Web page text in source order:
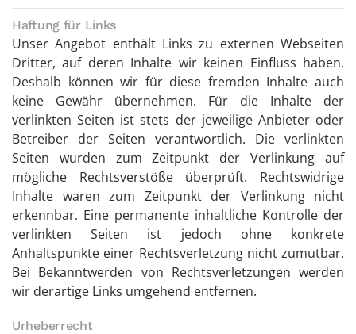
Haftung für Links
Unser Angebot enthält Links zu externen Webseiten
Dritter, auf deren Inhalte wir keinen Einfluss haben.
Deshalb können wir für diese fremden Inhalte auch
keine Gewähr übernehmen. Für die Inhalte der
verlinkten Seiten ist stets der jeweilige Anbieter oder
Betreiber der Seiten verantwortlich. Die verlinkten
Seiten wurden zum Zeitpunkt der Verlinkung auf
mögliche Rechtsverstöße überprüft. Rechtswidrige
Inhalte waren zum Zeitpunkt der Verlinkung nicht
erkennbar. Eine permanente inhaltliche Kontrolle der
verlinkten Seiten ist jedoch ohne konkrete
Anhaltspunkte einer Rechtsverletzung nicht zumutbar.
Bei Bekanntwerden von Rechtsverletzungen werden
wir derartige Links umgehend entfernen.
Urheberrecht